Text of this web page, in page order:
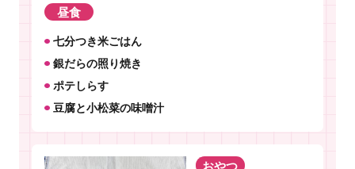
昼食
七分つき米ごはん
銀だらの照り焼き
ポテしらす
豆腐と小松菜の味噌汁
おやつ